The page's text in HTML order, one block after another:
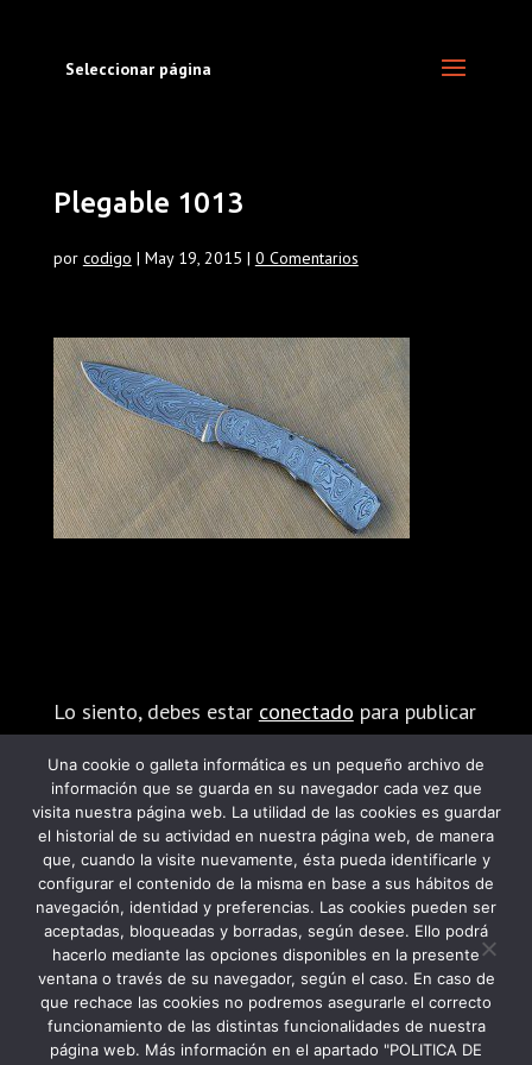
Seleccionar página
Plegable 1013
por codigo | May 19, 2015 | 0 Comentarios
Lo siento, debes estar conectado para publicar
PROGRAMA KIT DIGITAL FINANCIADO POR
LOS FONDOS NEXT GENERATION DEL
MECANISMO DE RECUPERACIÓN Y
RESILIENCIA
Una cookie o galleta informática es un pequeño archivo de
información que se guarda en su navegador cada vez que
visita nuestra página web. La utilidad de las cookies es guardar
el historial de su actividad en nuestra página web, de manera
que, cuando la visite nuevamente, ésta pueda identificarle y
configurar el contenido de la misma en base a sus hábitos de
navegación, identidad y preferencias. Las cookies pueden ser
aceptadas, bloqueadas y borradas, según desee. Ello podrá
hacerlo mediante las opciones disponibles en la presente
ventana o través de su navegador, según el caso. En caso de
que rechace las cookies no podremos asegurarle el correcto
funcionamiento de las distintas funcionalidades de nuestra
página web. Más información en el apartado "POLITICA DE